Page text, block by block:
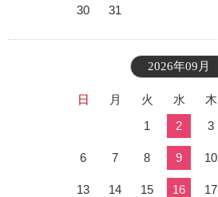
30 31
2026年09月
日 月 火 水 木
1
2 3
6 7 8 9 10
13 14 15 16 17